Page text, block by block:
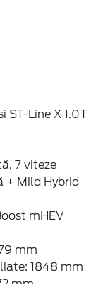
ST-Line X
7 viteze
+ Mild Hybrid
mHEV
mm
1848 mm